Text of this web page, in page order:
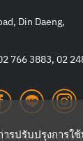
Din Daeng,
766 3883, 02
Review Directory
รปรับปรุงการใ